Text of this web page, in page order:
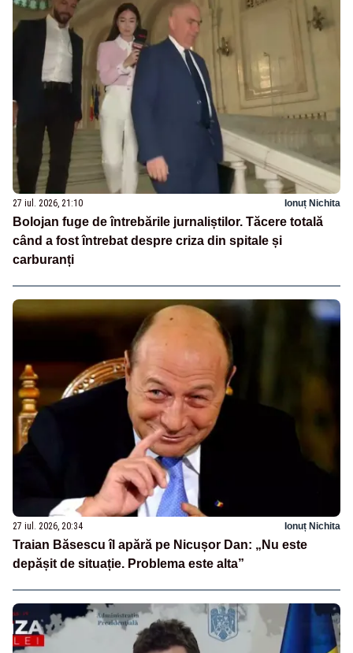
27 iul. 2026, 21:10 Ionuț Nichita
Bolojan fuge de întrebările jurnaliștilor. Tăcere totală
când a fost întrebat despre criza din spitale și
carburanți
27 iul. 2026, 20:34 Ionuț Nichita
Traian Băsescu îl apără pe Nicușor Dan: „Nu este
depășit de situație. Problema este alta”